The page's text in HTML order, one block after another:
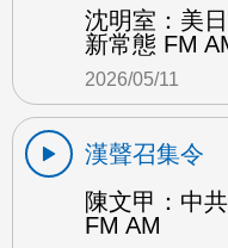
沈明室：美
新常態 FM
2026/05/11
漢聲召集令
陳文甲：中
FM AM